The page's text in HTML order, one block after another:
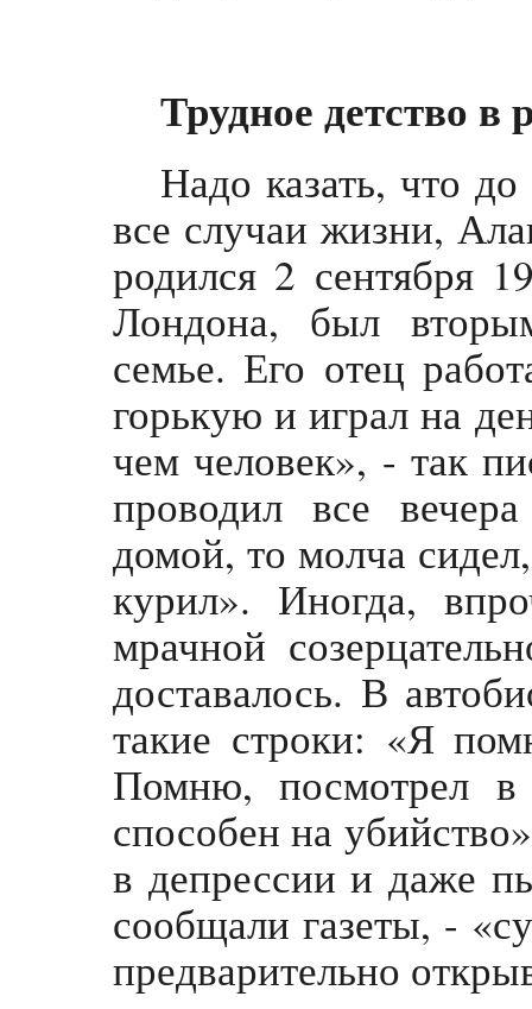
Трудное детство в
Надо казать, что
все случаи жизни,
родился 2 сентября
Лондона, был
семье. Его отец
горькую и играл на
чем человек», - так
проводил все
домой, то молча
курил». Иногда,
мрачной
доставалось. В
такие строки: «Я
Помню, посмотрел
способен на
в депрессии и даже
сообщали газеты, -
предварительно